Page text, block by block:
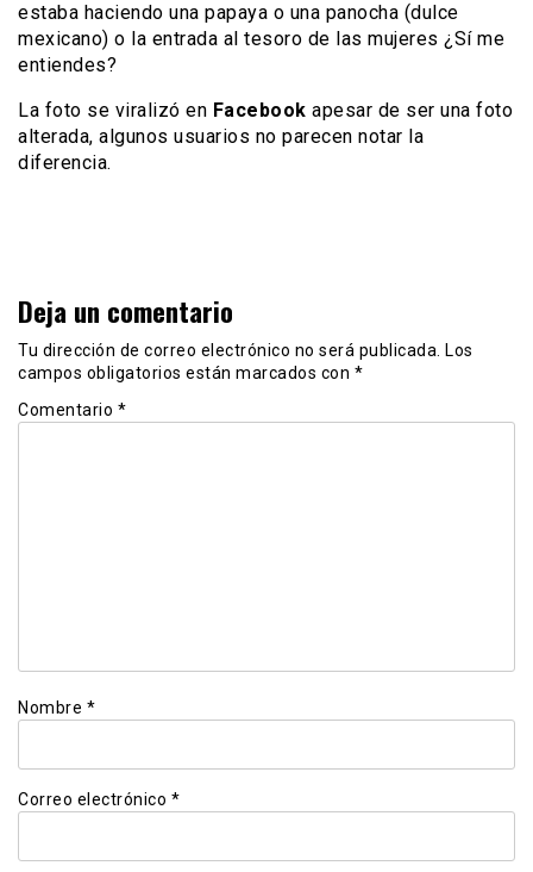
estaba haciendo una papaya o una panocha (dulce
mexicano) o la entrada al tesoro de las mujeres ¿Sí me
entiendes?
La foto se viralizó en Facebook apesar de ser una foto
alterada, algunos usuarios no parecen notar la
diferencia.
Deja un comentario
Tu dirección de correo electrónico no será publicada. Los
campos obligatorios están marcados con *
Comentario *
Nombre *
Correo electrónico *